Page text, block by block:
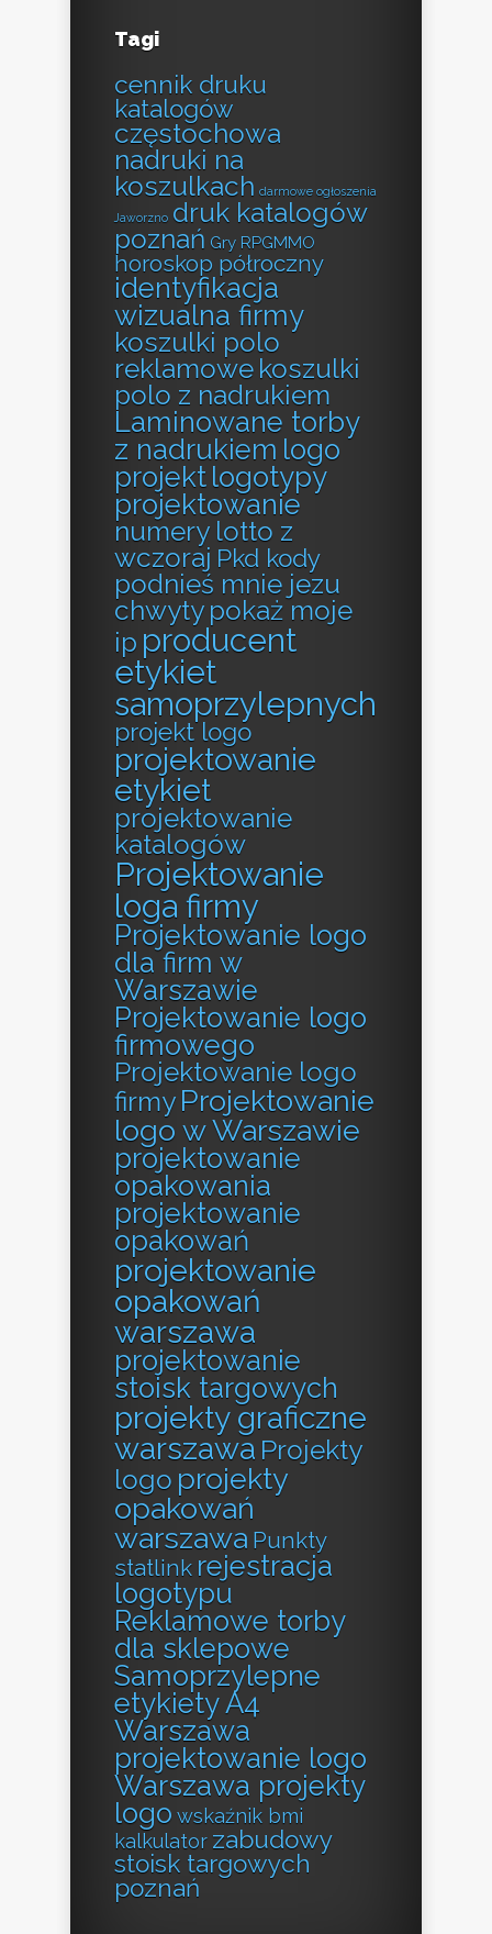
Tagi
cennik druku
katalogów
częstochowa
nadruki na
koszulkach darmowe ogłoszenia
Jaworzno druk katalogów
poznań Gry RPGMMO
horoskop półroczny
identyfikacja
wizualna firmy
koszulki polo
reklamowe koszulki
polo z nadrukiem
Laminowane torby
z nadrukiem logo
projekt logotypy
projektowanie
numery lotto z
wczoraj Pkd kody
podnieś mnie jezu
chwyty pokaż moje
ip producent
etykiet
samoprzylepnych
projekt logo
projektowanie
etykiet
projektowanie
katalogów
Projektowanie
loga firmy
Projektowanie logo
dla firm w
Warszawie
Projektowanie logo
firmowego
Projektowanie logo
firmy Projektowanie
logo w Warszawie
projektowanie
opakowania
projektowanie
opakowań
projektowanie
opakowań
warszawa
projektowanie
stoisk targowych
projekty graficzne
warszawa Projekty
logo projekty
opakowań
warszawa Punkty
statlink rejestracja
logotypu
Reklamowe torby
dla sklepowe
Samoprzylepne
etykiety A4
Warszawa
projektowanie logo
Warszawa projekty
logo wskaźnik bmi
kalkulator zabudowy
stoisk targowych
poznań